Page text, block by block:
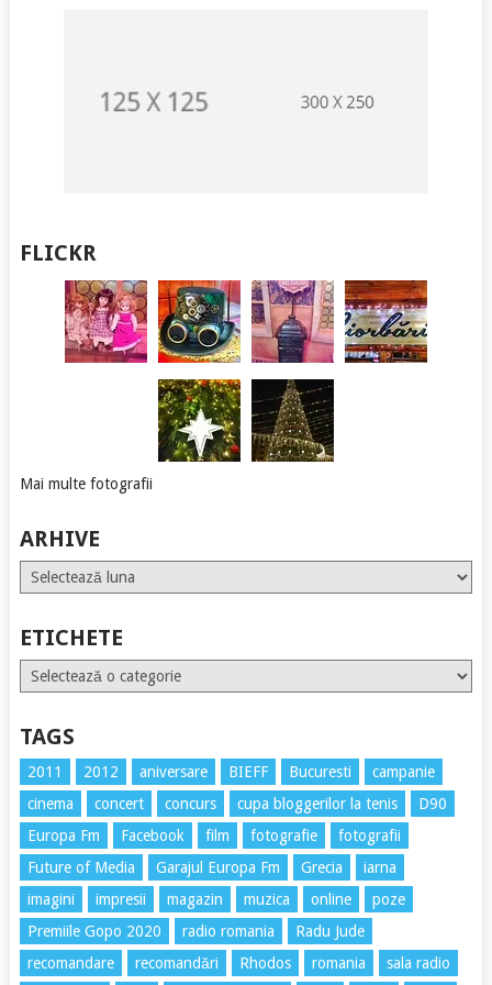
FLICKR
Mai multe fotografii
ARHIVE
Arhive
ETICHETE
Etichete
TAGS
2011 2012 aniversare BIEFF Bucuresti
campanie
cinema
concert concurs cupa bloggerilor la tenis
D90
Europa Fm
Facebook film fotografie
fotografii
Future of Media
Garajul Europa Fm Grecia
iarna
imagini
impresii magazin muzica online
poze
Premiile Gopo 2020
radio romania
Radu Jude
recomandare
recomandări Rhodos romania sala radio